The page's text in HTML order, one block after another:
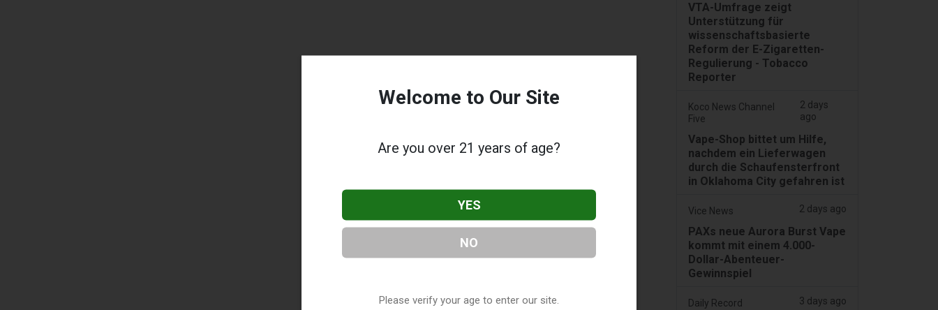
VTA-Umfrage zeigt
Unterstützung für
wissenschaftsbasierte
Reform der E-Zigaretten-
Regulierung - Tobacco
Reporter
Koco News Channel
Five
2 days
ago
Vape-Shop bittet um Hilfe,
nachdem ein Lieferwagen
durch die Schaufensterfront
in Oklahoma City gefahren ist
Vice News 2 days ago
PAXs neue Aurora Burst Vape
kommt mit einem 4.000-
Dollar-Abenteuer-
Gewinnspiel
Daily Record 3 days ago
Welcome to Our Site
Are you over 21 years of age?
YES
NO
Please verify your age to enter our site.